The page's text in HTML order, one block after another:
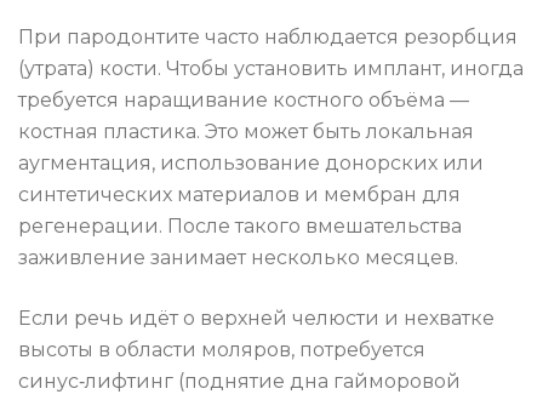
При пародонтите часто наблюдается резорбция
(утрата) кости. Чтобы установить имплант, иногда
требуется наращивание костного объёма —
костная пластика. Это может быть локальная
аугментация, использование донорских или
синтетических материалов и мембран для
регенерации. После такого вмешательства
заживление занимает несколько месяцев.
Если речь идёт о верхней челюсти и нехватке
высоты в области моляров, потребуется
синус‑лифтинг (поднятие дна гайморовой